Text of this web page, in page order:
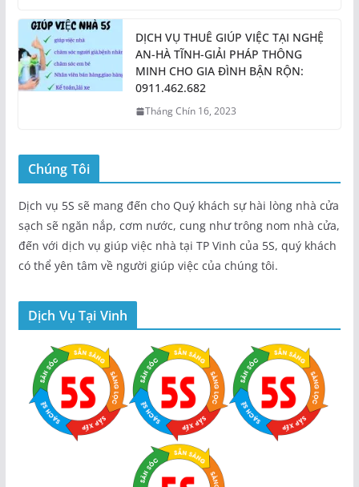
DỊCH VỤ THUÊ GIÚP VIỆC TẠI NGHỆ
AN-HÀ TĨNH-GIẢI PHÁP THÔNG
MINH CHO GIA ĐÌNH BẬN RỘN:
0911.462.682
Tháng Chín 16, 2023
Chúng Tôi
Dịch vụ 5S sẽ mang đến cho Quý khách sự hài lòng nhà cửa
sạch sẽ ngăn nắp, cơm nước, cung như trông nom nhà cửa,
đến với dịch vụ giúp việc nhà tại TP Vinh của 5S, quý khách
có thể yên tâm về người giúp việc của chúng tôi.
Dịch Vụ Tại Vinh